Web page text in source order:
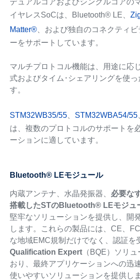
デュアルコアおよびシングルコアの
イヤレスSoCは、Bluetooth® LE、
Matter®、および独自のコネクティ
ーをサポートしています。
マルチプロトコル機能は、用途に応
式およびタイム･シェアリングを使
す。
STM32WB35/55、 STM32WBA54/55
は、複数のプロトコルのサポートを
ーションに適しています。
Bluetooth® LEモジュール
内蔵アンテナ、水晶発振器、 必要な
搭載したSTのBluetooth® LEモジュ
堅牢なソリューションを提供し、開
します。これらの製品には、CE、
な地域EMC規制だけでなく、認証を
Qualification Expert（BQE）ソリュ
おり、最終アプリケーションへの迅
使いやすいソリューションを提供しま